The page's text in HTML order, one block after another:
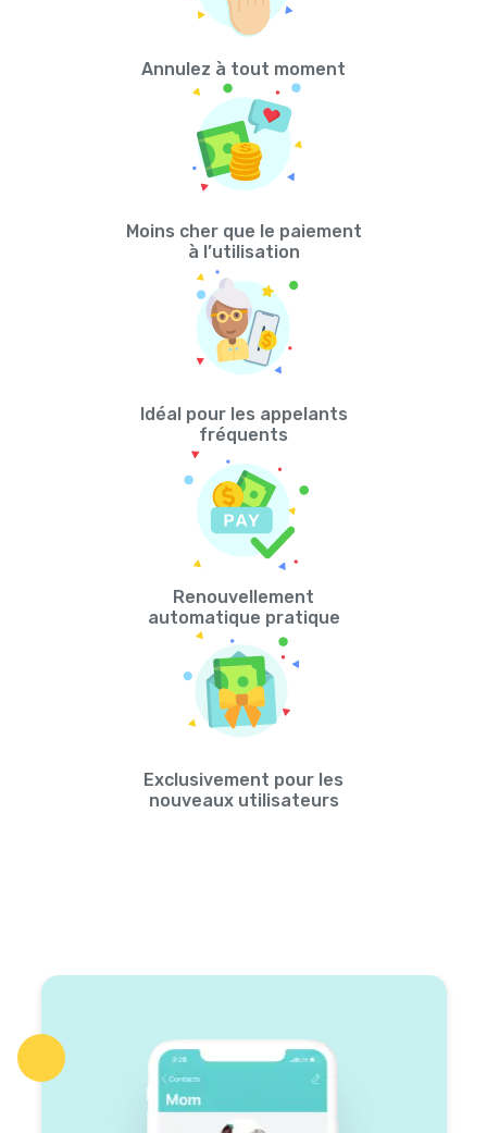
Annulez à tout moment
Moins cher que le paiement
à l’utilisation
Idéal pour les appelants
fréquents
Renouvellement
automatique pratique
Exclusivement pour les
nouveaux utilisateurs